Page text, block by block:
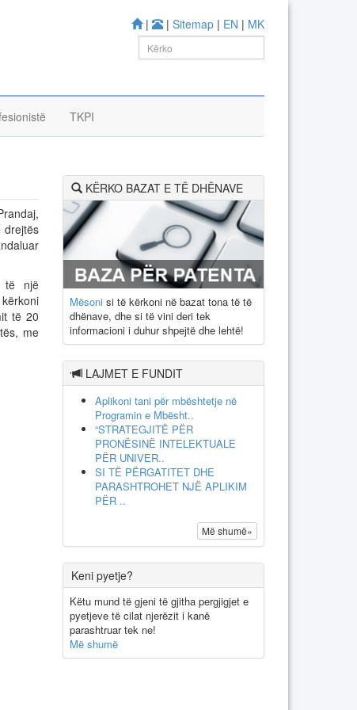
| | Sitemap | EN | MK
TKPI
drejtës
të një
të 20
me
KËRKO BAZAT E TË DHËNAVE
Mësoni si të kërkoni në bazat tona të të
dhënave, dhe si të vini deri tek
informacioni i duhur shpejtë dhe lehtë!
LAJMET E FUNDIT
Aplikoni tani për mbështetje në
Programin e Mbësht..
“STRATEGJITË PËR
PRONËSINË INTELEKTUALE
PËR UNIVER..
SI TË PËRGATITET DHE
PARASHTROHET NJË APLIKIM
PËR ..
Më shumë»
Keni pyetje?
Këtu mund të gjeni të gjitha pergjigjet e
pyetjeve të cilat njerëzit i kanë
parashtruar tek ne!
Më shumë